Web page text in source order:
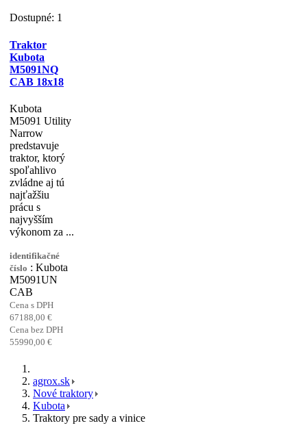
Dostupné: 1
Traktor
Kubota
M5091NQ
CAB 18x18
Kubota
M5091 Utility
Narrow
predstavuje
traktor, ktorý
spoľahlivo
zvládne aj tú
najťažšiu
prácu s
najvyšším
výkonom za ...
identifikačné
číslo : Kubota
M5091UN
CAB
Cena s DPH
67188,00 €
Cena bez DPH
55990,00 €
agrox.sk
Nové traktory
Kubota
Traktory pre sady a vinice